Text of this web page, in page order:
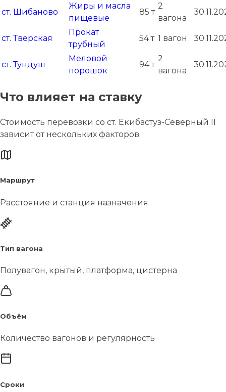
ст. Шибаново
Жиры и масла
пищевые
85 т
2
вагона
ст. Тверская
Прокат
трубный
54 т 1 вагон
ст. Тундуш
Меловой
порошок
94 т
2
вагона
Что влияет на ставку
Стоимость перевозки со ст. Екибастуз-Северный II
зависит от нескольких факторов.
Маршрут
Расстояние и станция назначения
Тип вагона
Полувагон, крытый, платформа, цистерна
Объём
Количество вагонов и регулярность
Сроки